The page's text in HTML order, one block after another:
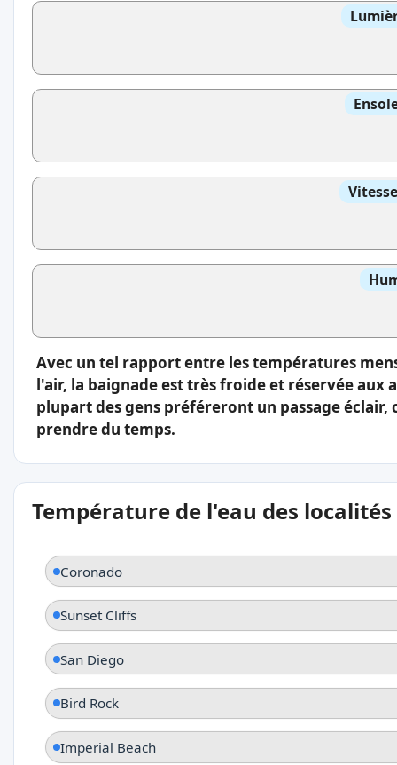
Avec un tel rapport entre les températures
l'air, la baignade est très froide et réservée aux
plupart des gens préféreront un passage
prendre du temps.
Température de l'eau des
Coronado
Sunset Cliffs
San Diego
Bird Rock
Imperial Beach